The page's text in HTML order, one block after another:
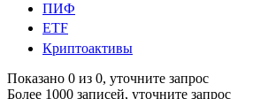
ПИФ
ETF
Криптоактивы
Показано 0 из 0, уточните запрос
Более 1000 записей, уточните запрос